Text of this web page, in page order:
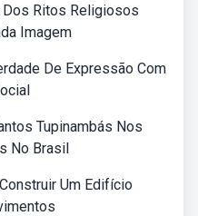
Ritos Religiosos
Imagem
De Expressão Com
Tupinambás Nos
No Brasil
Um Edifício